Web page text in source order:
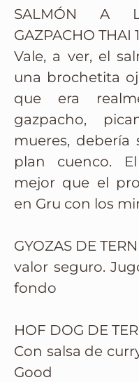
SALMÓN A
GAZPACHO THAI
Vale, a ver, el
una brochetita
que era
gazpacho,
mueres,
plan cuenco.
mejor que el
en Gru con los
GYOZAS DE
valor seguro.
fondo
HOF DOG DE
Con salsa de
Good